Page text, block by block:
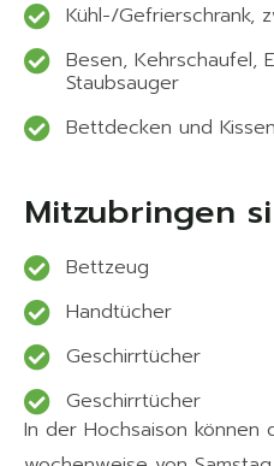
Kühl-/Gefrierschrank,
Besen, Kehrschaufel,
Staubsauger
Bettdecken und Kissen
Mitzubringen
Bettzeug
Handtücher
Geschirrtücher
Geschirrtücher
In der Hochsaison können